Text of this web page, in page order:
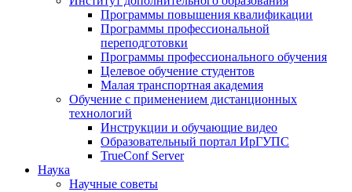
Программы повышения квалификации
Программы профессиональной
переподготовки
Программы профессионального обучения
Целевое обучение студентов
Малая транспортная академия
Обучение с применением дистанционных
технологий
Инструкции и обучающие видео
Образовательный портал ИрГУПС
TrueConf Server
Наука
Научные советы